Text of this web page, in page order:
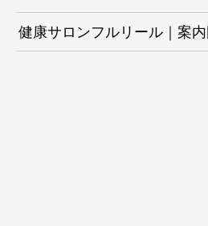
健康サロンフルリール｜案